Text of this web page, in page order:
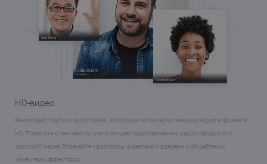
HD-видео
Взаимодействуйте с аудиторией, используя потоковую передачу видео в формате
HD. Помогите клиентам получить лучшее представление о ваших продуктах и
торговой марке. Отвечайте на вопросы в реальном времени и общайтесь с
клиентами эффективно.